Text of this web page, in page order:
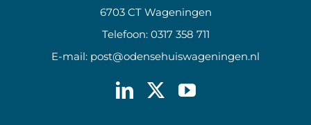
6703 CT Wageningen
Telefoon: 0317 358 711
E-mail: post@odensehuiswageningen.nl